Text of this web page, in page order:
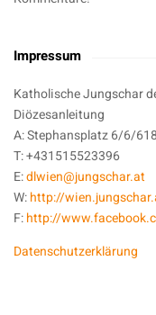
Impressum
Katholische Jungschar
Diözesanleitung
A: Stephansplatz 6/6/
T: +431515523396
E:dlwien@jungschar.at
W:http://
F:http://
Datenschutzerklärung